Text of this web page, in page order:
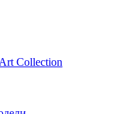
Collection